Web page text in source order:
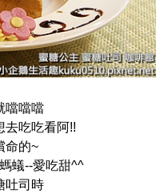
噹噹噹
去吃吃看阿!!
命的~
蟻--愛吃甜^^
吐司時